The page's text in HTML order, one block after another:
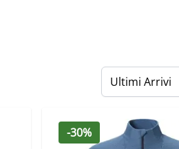
-30%